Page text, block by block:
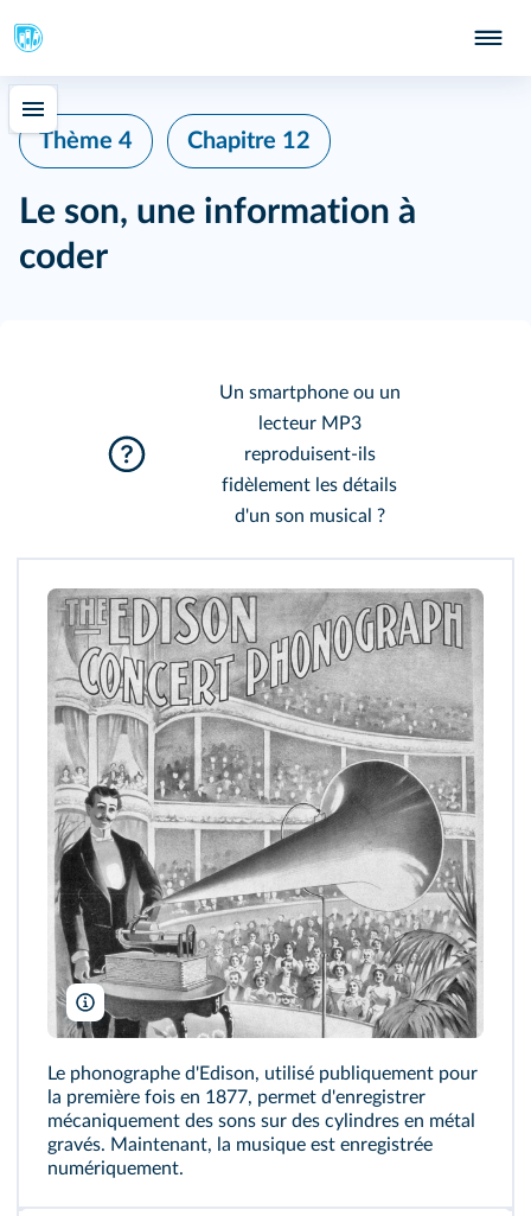
Thème 4 Chapitre 12
Le son, une information à
coder
Un smartphone ou un
lecteur MP3
reproduisent-ils
fidèlement les détails
d'un son musical ?
Niday Picture Library / Alamy
Le phonographe d'Edison, utilisé publiquement pour
la première fois en 1877, permet d'enregistrer
mécaniquement des sons sur des cylindres en métal
gravés. Maintenant, la musique est enregistrée
numériquement.